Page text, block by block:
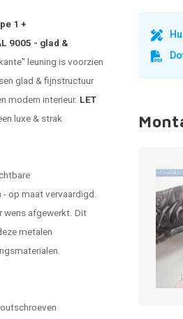
1 +
9005 - glad &
leuning is voorzien
glad & fijnstructuur
modern interieur. LET
luxe & strak
op maat vervaardigd.
wens afgewerkt. Dit
metalen